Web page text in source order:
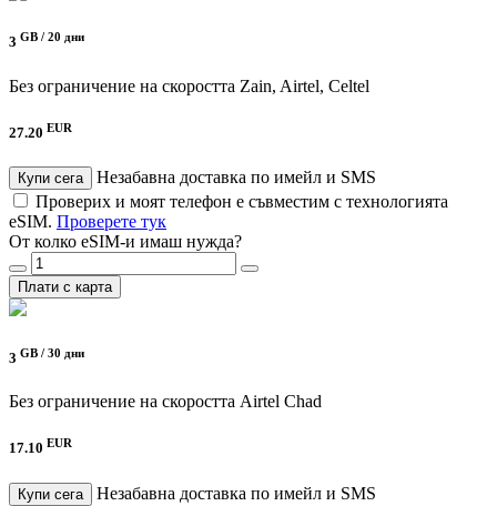
3 GB / 20 дни
Без ограничение на скоростта Zain, Airtel, Celtel
27.20 EUR
Купи сега
Незабавна доставка по имейл и SMS
Проверих и моят телефон е съвместим с технологията
eSIM. Проверете тук
От колко eSIM-и имаш нужда?
Плати с карта
3 GB / 30 дни
Без ограничение на скоростта Airtel Chad
17.10 EUR
Купи сега
Незабавна доставка по имейл и SMS